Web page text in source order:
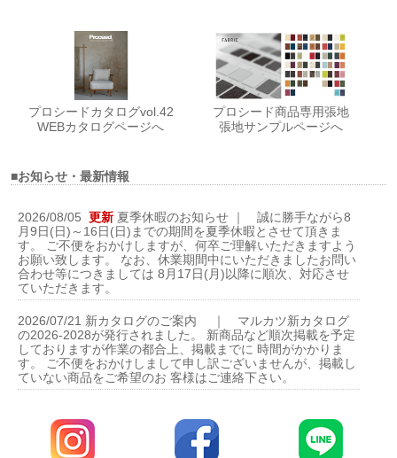
プロシードカタログvol.42
WEBカタログページへ
プロシード商品専用張地
張地サンプルページへ
■お知らせ・最新情報